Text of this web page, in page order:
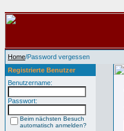
Home/Password vergessen
Registrierte Benutzer
Benutzername:
Passwort:
Beim nächsten Besuch
automatisch anmelden?